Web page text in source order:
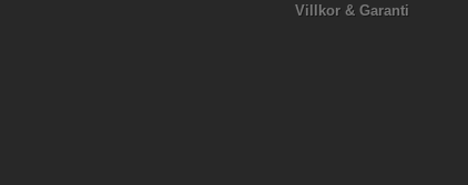
Villkor & Garanti